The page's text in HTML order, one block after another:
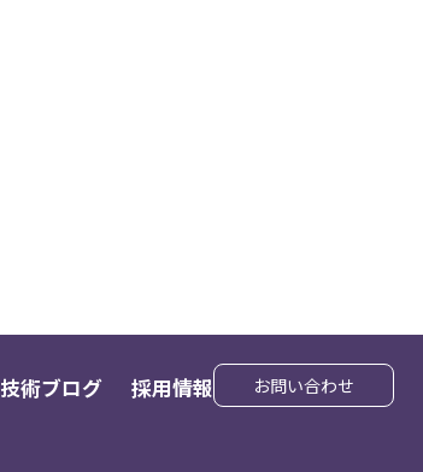
技術ブログ 採用情報 お問い合わせ